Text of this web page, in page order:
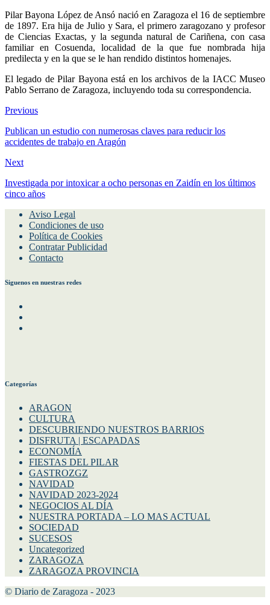
Pilar Bayona López de Ansó nació en Zaragoza el 16 de septiembre
de 1897. Era hija de Julio y Sara, el primero zaragozano y profesor
de Ciencias Exactas, y la segunda natural de Cariñena, con casa
familiar en Cosuenda, localidad de la que fue nombrada hija
predilecta y en la que se le han rendido distintos homenajes.
El legado de Pilar Bayona está en los archivos de la IACC Museo
Pablo Serrano de Zaragoza, incluyendo toda su correspondencia.
Previous
Publican un estudio con numerosas claves para reducir los
accidentes de trabajo en Aragón
Next
Investigada por intoxicar a ocho personas en Zaidín en los últimos
cinco años
Aviso Legal
Condiciones de uso
Política de Cookies
Contratar Publicidad
Contacto
Siguenos en nuestras redes
Categorías
ARAGON
CULTURA
DESCUBRIENDO NUESTROS BARRIOS
DISFRUTA | ESCAPADAS
ECONOMÍA
FIESTAS DEL PILAR
GASTROZGZ
NAVIDAD
NAVIDAD 2023-2024
NEGOCIOS AL DÍA
NUESTRA PORTADA – LO MAS ACTUAL
SOCIEDAD
SUCESOS
Uncategorized
ZARAGOZA
ZARAGOZA PROVINCIA
© Diario de Zaragoza - 2023